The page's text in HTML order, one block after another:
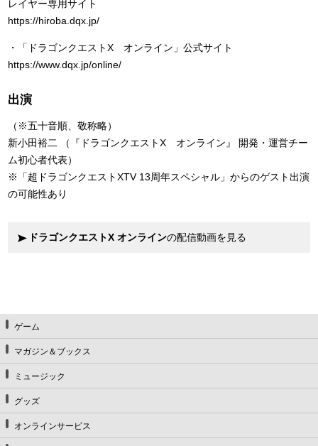
レイヤー専用サイト
https://hiroba.dqx.jp/
・「ドラゴンクエストX オンライン」公式サイト
https://www.dqx.jp/online/
出演
（※五十音順、敬称略）
新小田裕二 （『ドラゴンクエストX オンライン』 開発・運営チー
ム初心者代表）
※「超ドラゴンクエストXTV 13周年スペシャル」からのゲスト出演
の可能性あり
ドラゴンクエストX オンラインの配信動画を見る
ゲーム
マガジン＆ブックス
ミュージック
グッズ
オンラインサービス